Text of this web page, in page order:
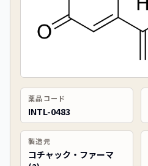
薬品コード
INTL-0483
製造元
コチャック・ファーマ